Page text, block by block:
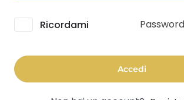
Alternative:
Ricordami
Accedi